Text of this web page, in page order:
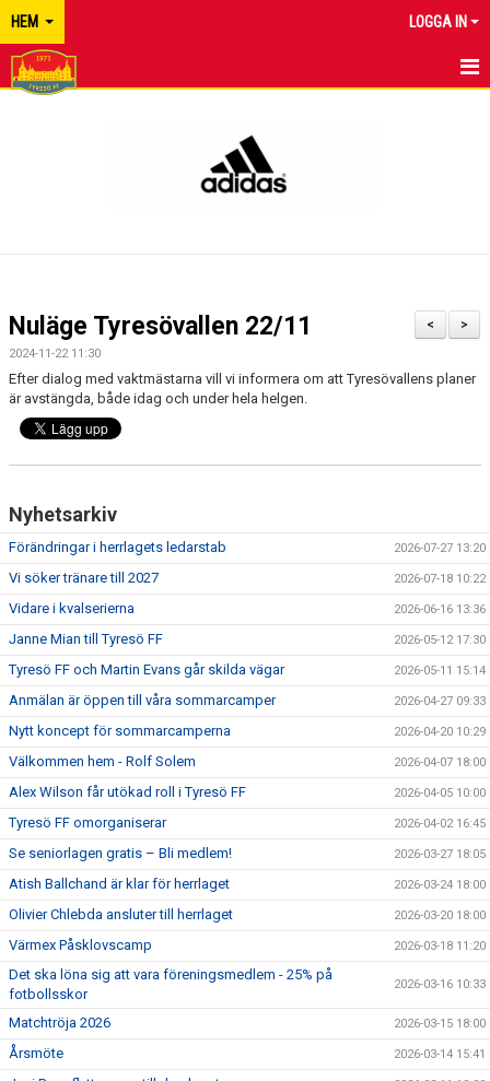
HEM LOGGA IN
>
<
Nuläge Tyresövallen 22/11
2024-11-22 11:30
Efter dialog med vaktmästarna vill vi informera om att Tyresövallens planer
är avstängda, både idag och under hela helgen.
Nyhetsarkiv
Förändringar i herrlagets ledarstab 2026-07-27 13:20
Vi söker tränare till 2027 2026-07-18 10:22
Vidare i kvalserierna 2026-06-16 13:36
Janne Mian till Tyresö FF 2026-05-12 17:30
Tyresö FF och Martin Evans går skilda vägar 2026-05-11 15:14
Anmälan är öppen till våra sommarcamper 2026-04-27 09:33
Nytt koncept för sommarcamperna 2026-04-20 10:29
Välkommen hem - Rolf Solem 2026-04-07 18:00
Alex Wilson får utökad roll i Tyresö FF 2026-04-05 10:00
Tyresö FF omorganiserar 2026-04-02 16:45
Se seniorlagen gratis – Bli medlem! 2026-03-27 18:05
Atish Ballchand är klar för herrlaget 2026-03-24 18:00
Olivier Chlebda ansluter till herrlaget 2026-03-20 18:00
Värmex Påsklovscamp 2026-03-18 11:20
Det ska löna sig att vara föreningsmedlem - 25% på
fotbollsskor
2026-03-16 10:33
Matchtröja 2026 2026-03-15 18:00
Årsmöte 2026-03-14 15:41